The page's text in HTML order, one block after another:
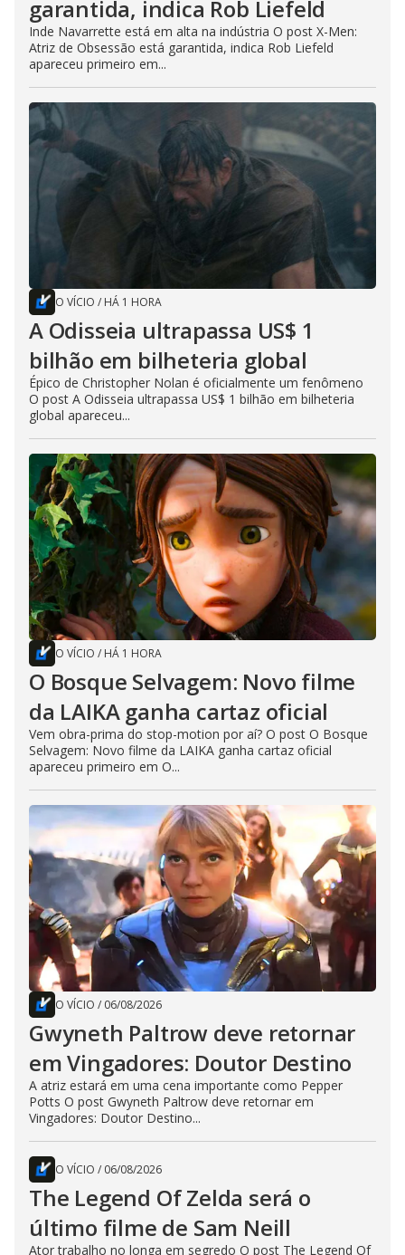
garantida, indica Rob Liefeld
Inde Navarrette está em alta na indústria O post X-Men:
Atriz de Obsessão está garantida, indica Rob Liefeld
apareceu primeiro em...
O VÍCIO / HÁ 1 HORA
A Odisseia ultrapassa US$ 1
bilhão em bilheteria global
Épico de Christopher Nolan é oficialmente um fenômeno
O post A Odisseia ultrapassa US$ 1 bilhão em bilheteria
global apareceu...
O VÍCIO / HÁ 1 HORA
O Bosque Selvagem: Novo filme
da LAIKA ganha cartaz oficial
Vem obra-prima do stop-motion por aí? O post O Bosque
Selvagem: Novo filme da LAIKA ganha cartaz oficial
apareceu primeiro em O...
O VÍCIO / 06/08/2026
Gwyneth Paltrow deve retornar
em Vingadores: Doutor Destino
A atriz estará em uma cena importante como Pepper
Potts O post Gwyneth Paltrow deve retornar em
Vingadores: Doutor Destino...
O VÍCIO / 06/08/2026
The Legend Of Zelda será o
último filme de Sam Neill
Ator trabalho no longa em segredo O post The Legend Of